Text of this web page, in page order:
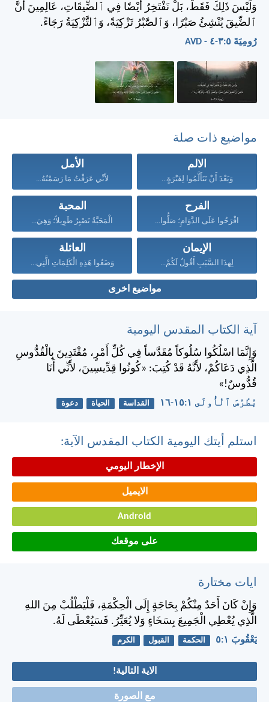
وَلَيْسَ ذَلِكَ فَقَطْ، بَلْ نَفْتَخِرُ أَيْضًا فِي ٱلضِّيقَاتِ، عَالِمِينَ أَنَّ
ٱلضِّيقَ يُنْشِئُ صَبْرًا، وَٱلصَّبْرُ تَزْكِيَةً، وَٱلتَّزْكِيَةُ رَجَاءً.
رُومِيَةَ ٥:‏٣-‏٤ - AVD
مواضيع ذات صلة
الالم
وَبَعْدَ أَنْ تَتَأَلَّمُوا لِفَتْرَةٍ...
الأمل
لأَنِّي عَرَفْتُ مَا رَسَمْتُهُ...
الفرح
افْرَحُوا عَلَى الدَّوَامِ؛ صَلُّوا...
المحبة
الْمَحَبَّةُ تَصْبِرُ طَوِيلاً؛ وَهِيَ...
الإيمان
لِهذَا السَّبَبِ أَقُولُ لَكُمْ...
العائلة
وَضَعُوا هَذِهِ الْكَلِمَاتِ الَّتِي...
مواضيع اخرى
آية الكتاب المقدس اليومية
وَإِنَّمَا اسْلُكُوا سُلُوكاً مُقَدَّساً فِي كُلِّ أَمْرٍ، مُقْتَدِينَ بِالْقُدُّوسِ
الَّذِي دَعَاكُمْ، لأَنَّهُ قَدْ كُتِبَ: «كُونُوا قِدِّيسِينَ، لأَنِّي أَنَا
قُدُّوسٌ!»
بُطْرُسَ ٱلْأُولَى ١:‏١٥-‏١٦ القداسة الحياة دعوة
استلم أيتك اليومية الكتاب المقدس الآية:
الإخطار اليومي
الايميل
Android
على موقعك
ايات مختارة
وَإِنْ كَانَ أَحَدٌ مِنْكُمْ بِحَاجَةٍ إِلَى الْحِكْمَةِ، فَلْيَطْلُبْ مِنَ اللهِ
الَّذِي يُعْطِي الْجَمِيعَ بِسَخَاءٍ وَلا يُعَيِّرُ. فَسَيُعْطَى لَهُ.
يَعْقُوبَ ١:‏٥ الحكمة القبول الكرم
الاية التالية!
مع الصورة